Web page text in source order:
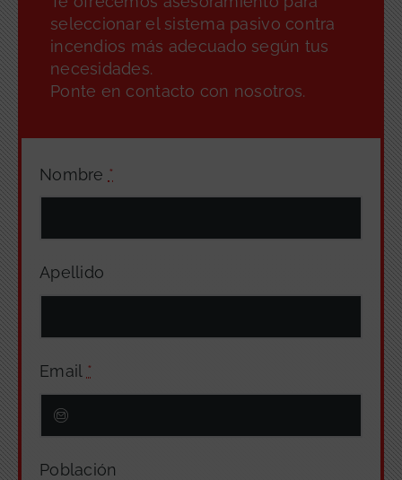
Nombre *
Apellido
Email *
Población
seleccionar el sistema pasivo contra
incendios más adecuado según tus
necesidades.
Ponte en contacto con nosotros.